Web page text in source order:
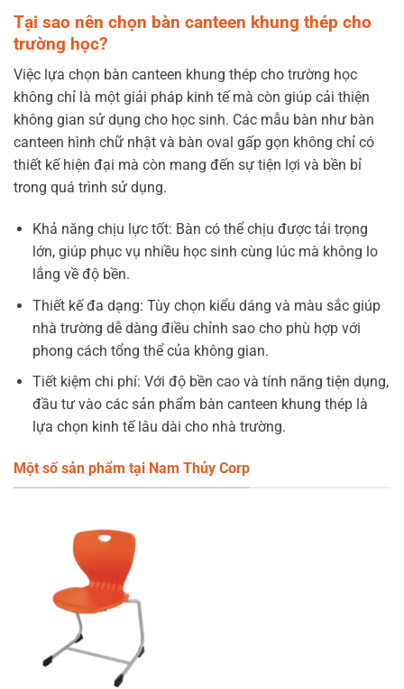
Tại sao nên chọn bàn canteen khung thép cho
trường học?
Việc lựa chọn bàn canteen khung thép cho trường học
không chỉ là một giải pháp kinh tế mà còn giúp cải thiện
không gian sử dụng cho học sinh. Các mẫu bàn như bàn
canteen hình chữ nhật và bàn oval gấp gọn không chỉ có
thiết kế hiện đại mà còn mang đến sự tiện lợi và bền bỉ
trong quá trình sử dụng.
Khả năng chịu lực tốt: Bàn có thể chịu được tải trọng
lớn, giúp phục vụ nhiều học sinh cùng lúc mà không lo
lắng về độ bền.
Thiết kế đa dạng: Tùy chọn kiểu dáng và màu sắc giúp
nhà trường dễ dàng điều chỉnh sao cho phù hợp với
phong cách tổng thể của không gian.
Tiết kiệm chi phí: Với độ bền cao và tính năng tiện dụng,
đầu tư vào các sản phẩm bàn canteen khung thép là
lựa chọn kinh tế lâu dài cho nhà trường.
Một số sản phẩm tại Nam Thủy Corp